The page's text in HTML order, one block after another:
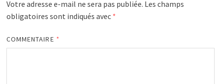
Votre adresse e-mail ne sera pas publiée. Les champs
obligatoires sont indiqués avec *
COMMENTAIRE *